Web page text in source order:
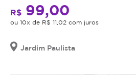
R$ 99,00
ou 10x de R$ 11,02 com juros
Jardim Paulista